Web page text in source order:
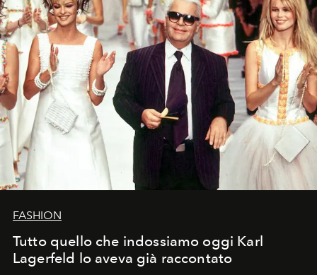
FASHION
Tutto quello che indossiamo oggi Karl
Lagerfeld lo aveva già raccontato